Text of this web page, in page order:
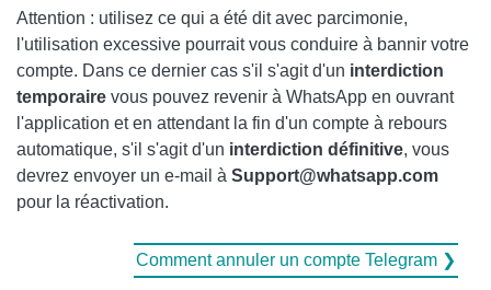
Attention : utilisez ce qui a été dit avec parcimonie,
l'utilisation excessive pourrait vous conduire à bannir votre
compte. Dans ce dernier cas s'il s'agit d'un interdiction
temporaire vous pouvez revenir à WhatsApp en ouvrant
l'application et en attendant la fin d'un compte à rebours
automatique, s'il s'agit d'un interdiction définitive, vous
devrez envoyer un e-mail à Support@whatsapp.com
pour la réactivation.
Comment annuler un compte Telegram ❯